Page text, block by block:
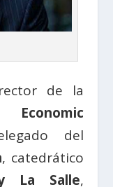
de la
Economic
del
, catedrático
La Salle,